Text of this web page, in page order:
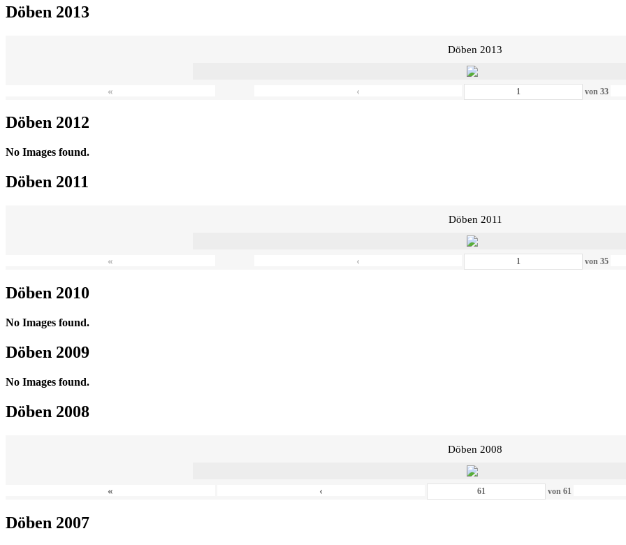
Döben 2013
Döben 2013
« ‹ von33
Döben 2012
No Images found.
Döben 2011
Döben 2011
« ‹ von35
Döben 2010
No Images found.
Döben 2009
No Images found.
Döben 2008
Döben 2008
« ‹ von61
Döben 2007